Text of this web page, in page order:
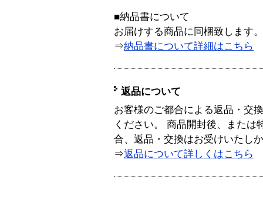
■納品書について
お届けする商品に同梱致します。
⇒納品書について詳細はこちら
返品について
お客様のご都合による返品・交
ください。 商品開封後、または
合、返品・交換はお受けいたし
⇒返品について詳しくはこちら